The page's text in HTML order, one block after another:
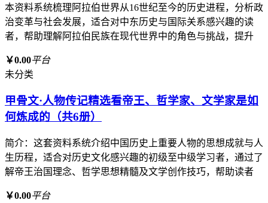
本资料系统梳理阿拉伯世界从16世纪至今的历史进程，分析政
治变革与社会发展，适合对中东历史与国际关系感兴趣的读
者，帮助理解阿拉伯民族在现代世界中的角色与挑战，提升
￥0.00平台
未分类
甲骨文·人物传记精选看帝王、哲学家、文学家是如
何炼成的（共6册）
简介：这套资料系统介绍中国历史上重要人物的思想成就与人
生历程，适合对历史文化感兴趣的初级至中级学习者，通过了
解帝王治国理念、哲学思想精髓及文学创作技巧，帮助读者
￥0.00平台